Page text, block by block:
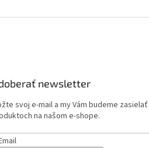
newsletter
svoj e-mail a my Vám budeme
na našom e-shope.